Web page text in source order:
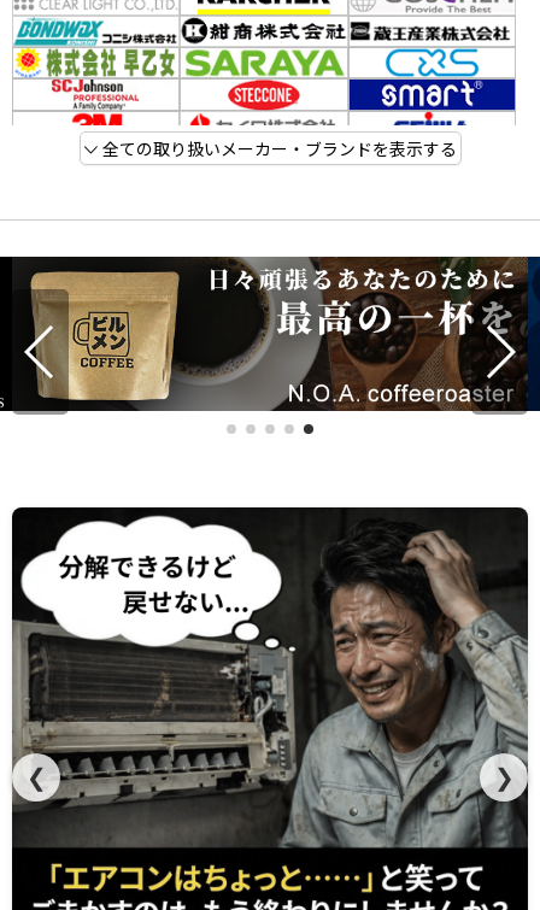
全ての取り扱いメーカー・ブランドを表示する
【数量限定】「わけあり」アウトレッ
❮ ❯